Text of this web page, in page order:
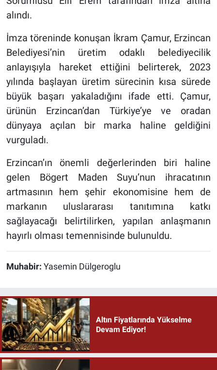
alındı.
İmza töreninde konuşan İkram Çamur, Erzincan
Belediyesi’nin üretim odaklı belediyecilik
anlayışıyla hareket ettiğini belirterek, 2023
yılında başlayan üretim sürecinin kısa sürede
büyük başarı yakaladığını ifade etti. Çamur,
ürünün Erzincan’dan Türkiye’ye ve oradan
dünyaya açılan bir marka haline geldiğini
vurguladı.
Erzincan’ın önemli değerlerinden biri haline
gelen Bögert Maden Suyu’nun ihracatının
artmasının hem şehir ekonomisine hem de
markanın uluslararası tanıtımına katkı
sağlayacağı belirtilirken, yapılan anlaşmanın
hayırlı olması temennisinde bulunuldu.
Muhabir: Yasemin Dülgeroglu
Altın Fiyatlarında Yükselme
Devam Ediyor!